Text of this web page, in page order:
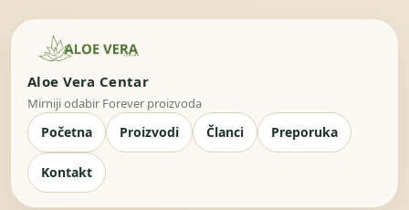
Aloe Vera Centar
Mirniji odabir Forever proizvoda
Početna Proizvodi Članci Preporuka
Kontakt